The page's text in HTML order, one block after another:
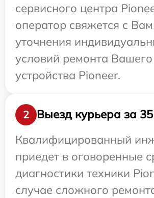
сервисного центра
оператор свяжется с
уточнения
условий ремонта Вашего
устройства Pioneer.
2
Выезд курьера за
Квалифицированный
приедет в оговоренные
диагностики техники
случае сложного